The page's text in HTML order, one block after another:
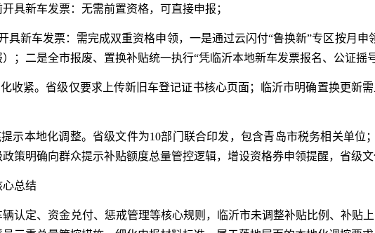
开具新车发票：无需前置资格，可直接申报；
开具新车发票：需完成双重资格申领，一是通过云闪付“鲁换新”专区按月
；二是全市报废、置换补贴统一执行“凭临沂本地新车发票报名、公证摇
收紧。省级仅要求上传新旧车登记证书核心页面；临沂市明确置换更新
示本地化调整。省级文件为10部门联合印发，包含青岛市税务相关单位
策明确向群众提示补贴额度总量管控逻辑，增设资格券申领提醒，省级文
心总结
认定、资金兑付、惩戒管理等核心规则，临沂市未调整补贴比例、补贴